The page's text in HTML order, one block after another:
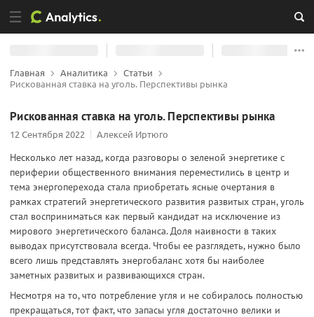
Главная Аналитика
Статьи
Рискованная ставка на уголь. Перспективы рынка
Рискованная ставка на уголь. Перспективы рынка
12 Сентября 2022 Алексей Иртюго
Несколько лет назад, когда разговоры о зеленой энергетике с
периферии общественного внимания переместились в центр и
тема энергоперехода стала приобретать ясные очертания в
рамках стратегий энергетического развития развитых стран, уголь
стал восприниматься как первый кандидат на исключение из
мирового энергетического баланса. Доля наивности в таких
выводах присутствовала всегда. Чтобы ее разглядеть, нужно было
всего лишь представлять энергобаланс хотя бы наиболее
заметных развитых и развивающихся стран.
Несмотря на то, что потребление угля и не собиралось полностью
прекращаться, тот факт, что запасы угля достаточно велики и